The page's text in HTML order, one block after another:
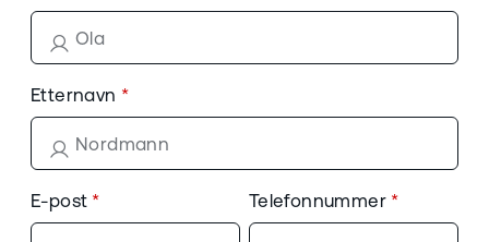
Etternavn
E-post Telefonnummer